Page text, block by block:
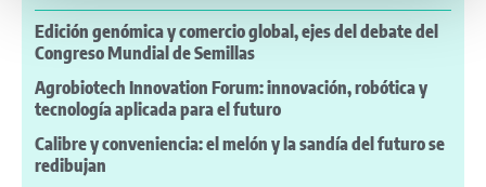
Edición genómica y comercio global, ejes del debate del
Congreso Mundial de Semillas
Agrobiotech Innovation Forum: innovación, robótica y
tecnología aplicada para el futuro
Calibre y conveniencia: el melón y la sandía del futuro se
redibujan